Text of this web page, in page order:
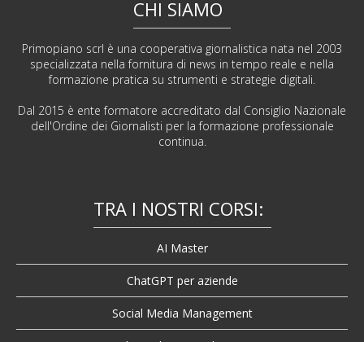
CHI SIAMO
Primopiano scrl è una cooperativa giornalistica nata nel 2003
specializzata nella fornitura di news in tempo reale e nella
formazione pratica su strumenti e strategie digitali.
Dal 2015 è ente formatore accreditato dal Consiglio Nazionale
dell'Ordine dei Giornalisti per la formazione professionale
continua.
TRA I NOSTRI CORSI:
AI Master
ChatGPT per aziende
Social Media Management